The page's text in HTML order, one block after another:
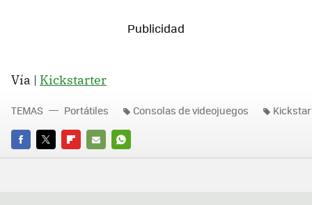
Vía | Kickstarter
FACEBOOK
TWITTERFLIPBOARD
E-
WHATSAPP
TEMAS Portátiles Consolas de videojuegos